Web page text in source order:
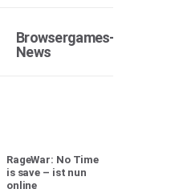
Browsergames-
News
RageWar: No Time
is save – ist nun
online